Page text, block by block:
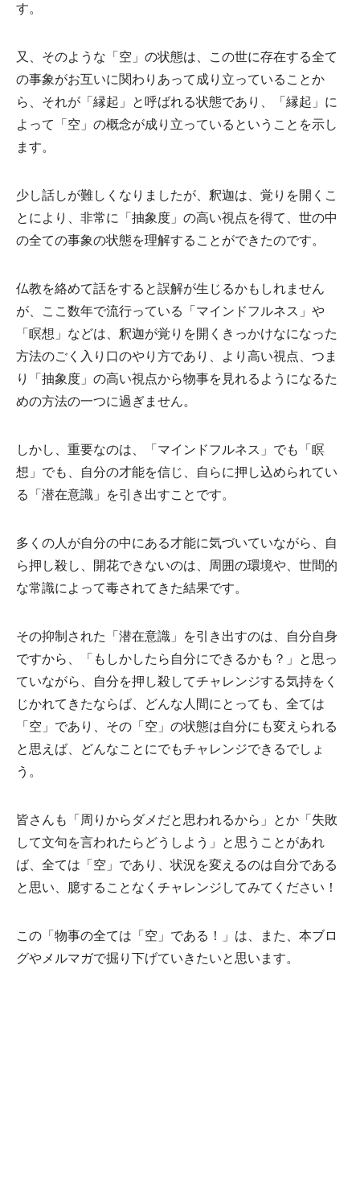
す。
又、そのような「空」の状態は、この世に存在する全て
の事象がお互いに関わりあって成り立っていることか
ら、それが「縁起」と呼ばれる状態であり、「縁起」に
よって「空」の概念が成り立っているということを示し
ます。
少し話しが難しくなりましたが、釈迦は、覚りを開くこ
とにより、非常に「抽象度」の高い視点を得て、世の中
の全ての事象の状態を理解することができたのです。
仏教を絡めて話をすると誤解が生じるかもしれません
が、ここ数年で流行っている「マインドフルネス」や
「瞑想」などは、釈迦が覚りを開くきっかけなになった
方法のごく入り口のやり方であり、より高い視点、つま
り「抽象度」の高い視点から物事を見れるようになるた
めの方法の一つに過ぎません。
しかし、重要なのは、「マインドフルネス」でも「瞑
想」でも、自分の才能を信じ、自らに押し込められてい
る「潜在意識」を引き出すことです。
多くの人が自分の中にある才能に気づいていながら、自
ら押し殺し、開花できないのは、周囲の環境や、世間的
な常識によって毒されてきた結果です。
その抑制された「潜在意識」を引き出すのは、自分自身
ですから、「もしかしたら自分にできるかも？」と思っ
ていながら、自分を押し殺してチャレンジする気持をく
じかれてきたならば、どんな人間にとっても、全ては
「空」であり、その「空」の状態は自分にも変えられる
と思えば、どんなことにでもチャレンジできるでしょ
う。
皆さんも「周りからダメだと思われるから」とか「失敗
して文句を言われたらどうしよう」と思うことがあれ
ば、全ては「空」であり、状況を変えるのは自分である
と思い、臆することなくチャレンジしてみてください！
この「物事の全ては「空」である！」は、また、本ブロ
グやメルマガで掘り下げていきたいと思います。